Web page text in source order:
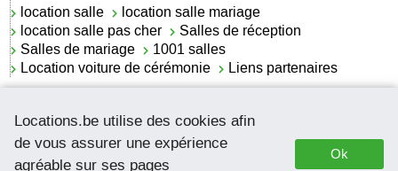
Locations.be utilise des cookies afin
de vous assurer une expérience
agréable sur ses pages
Ok
location salle
location salle mariage
location salle pas cher
Salles de réception
Salles de mariage
1001 salles
Location voiture de cérémonie
Liens partenaires
La location de lettrage pour mariage
La salle de réception pour mariage en Belgique
Location de voitures de cérémonie